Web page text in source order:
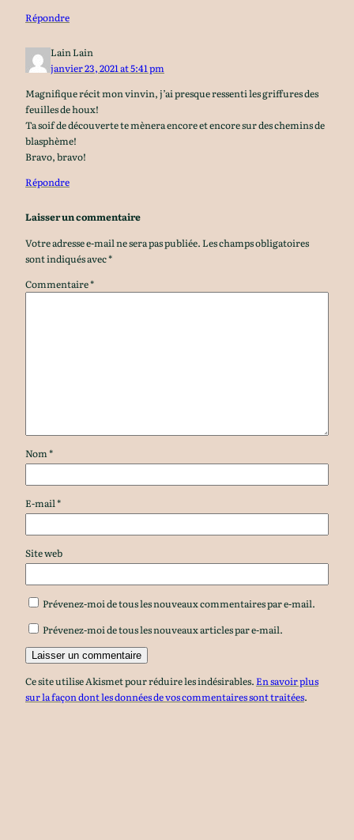
Répondre
Lain Lain
janvier 23, 2021 at 5:41 pm
Magnifique récit mon vinvin, j’ai presque ressenti les griffures des
feuilles de houx!
Ta soif de découverte te mènera encore et encore sur des chemins de
blasphème!
Bravo, bravo!
Répondre
Laisser un commentaire
Votre adresse e-mail ne sera pas publiée.Les champs obligatoires
sont indiqués avec*
Commentaire*
Nom*
E-mail*
Site web
Prévenez-moi de tous les nouveaux commentaires par e-mail.
Prévenez-moi de tous les nouveaux articles par e-mail.
Ce site utilise Akismet pour réduire les indésirables.En savoir plus
sur la façon dont les données de vos commentaires sont traitées.